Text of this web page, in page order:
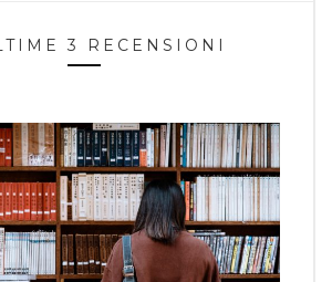
3 RECENSIONI